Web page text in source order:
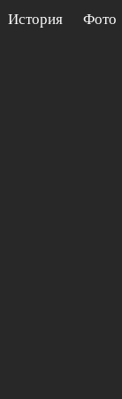
История Фото